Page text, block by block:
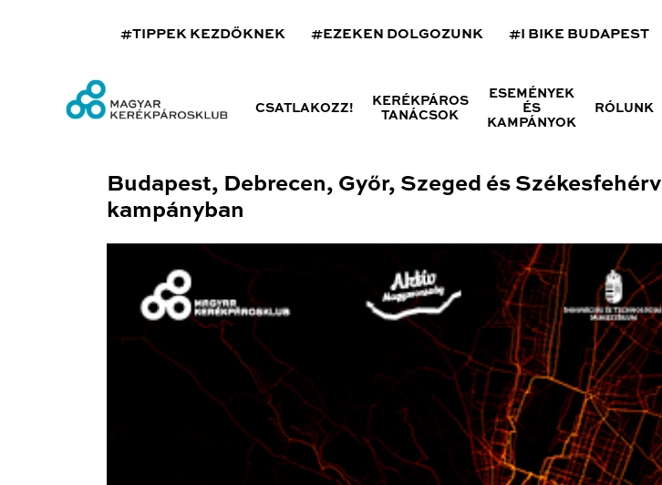
#TIPPEK KEZDŐKNEK #EZEKEN DOLGOZUNK #I BIKE BUDAPEST
CSATLAKOZZ!
KERÉKPÁROS
TANÁCSOK
ESEMÉNYEK
ÉS
KAMPÁNYOK
RÓLUNK
Budapest, Debrecen, Győr, Szeged és
kampányban